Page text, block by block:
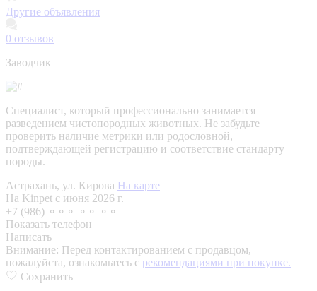
Другие объявления
0 отзывов
Заводчик
Специалист, который профессионально занимается
разведением чистопородных животных. Не забудьте
проверить наличие метрики или родословной,
подтверждающей регистрацию и соответствие стандарту
породы.
Астрахань, ул. Кирова На карте
На Kinpet c июня 2026 г.
+7 (986) ⚬⚬⚬ ⚬⚬ ⚬⚬
Показать телефон
Написать
Внимание: Перед контактированием с продавцом,
пожалуйста, ознакомьтесь с рекомендациями при покупке.
Сохранить